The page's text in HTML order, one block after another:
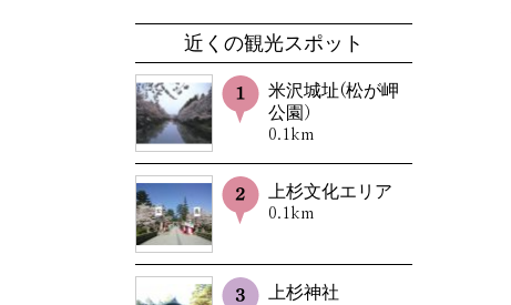
近くの観光スポット
米沢城址(松が岬
公園）
0.1km
上杉文化エリア
0.1km
上杉神社